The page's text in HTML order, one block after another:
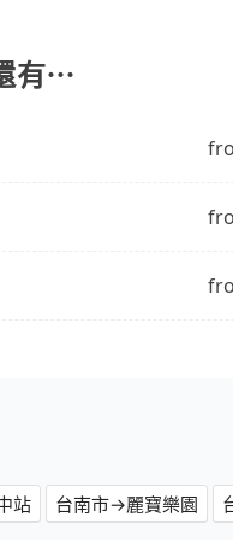
交通安全規則規定，四
請您務將寵物置入提籠
有⋯
站 台南市→麗寶樂園